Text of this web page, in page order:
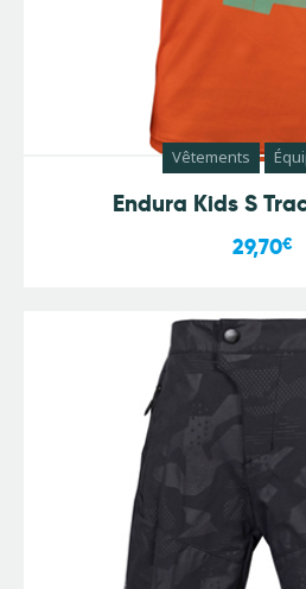
Vêtements
Endura Kids S
29,70€